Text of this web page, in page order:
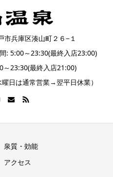
市兵庫区湊山町２６−１
5:00～23:30(最終入店23:00)
～23:30(最終入店21:00)
日は通常営業→翌平日休業）
泉質・効能
アクセス